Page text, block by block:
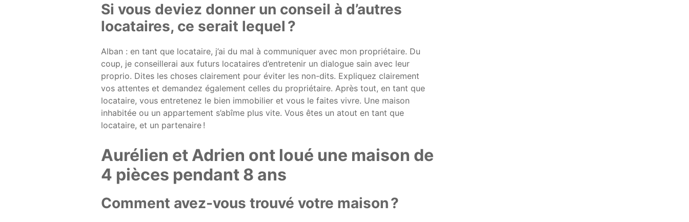
Si vous deviez donner un conseil à d’autres
locataires, ce serait lequel ?
Alban : en tant que locataire, j’ai du mal à communiquer avec mon propriétaire. Du
coup, je conseillerai aux futurs locataires d’entretenir un dialogue sain avec leur
proprio. Dites les choses clairement pour éviter les non-dits. Expliquez clairement
vos attentes et demandez également celles du propriétaire. Après tout, en tant que
locataire, vous entretenez le bien immobilier et vous le faites vivre. Une maison
inhabitée ou un appartement s’abîme plus vite. Vous êtes un atout en tant que
locataire, et un partenaire !
Aurélien et Adrien ont loué une maison de
4 pièces pendant 8 ans
Comment avez-vous trouvé votre maison ?